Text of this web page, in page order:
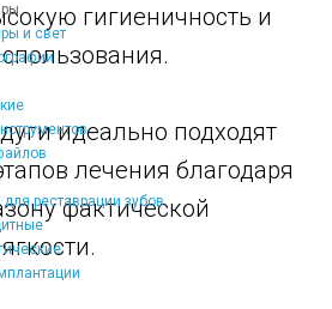
и свет
реставрации зубов
гигиеничность и
идеально подходят
лечения благодаря
фактической